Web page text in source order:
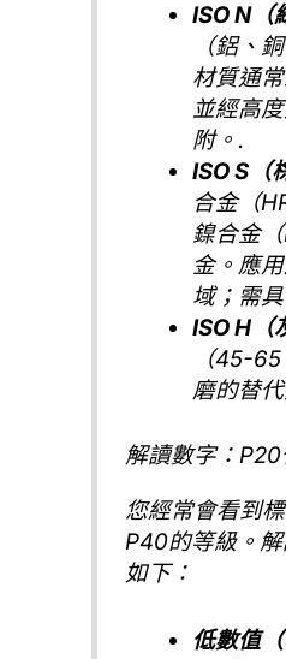
ISO N（
（鋁、
材質通
並經高
附。.
ISO S（
合金（
鎳合金
金。應
域；需
ISO H（
（45-
磨的替
解讀數字：
您經常會看到
P40的等級。
如下：
低數值